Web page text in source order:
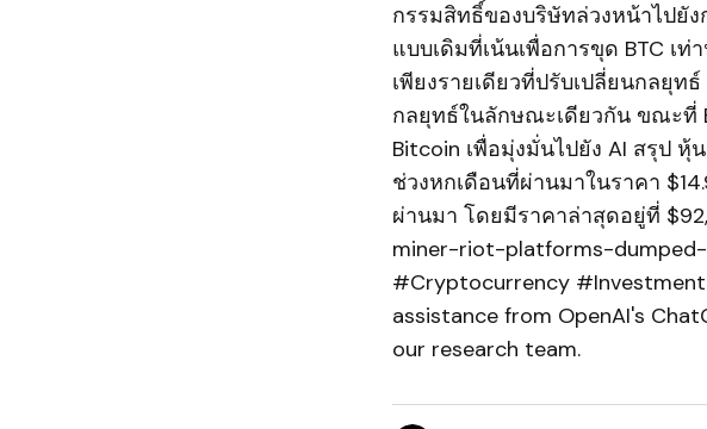
กรรมสิทธิ์ของบริษัทล่วงหน้าไปยั
แบบเดิมที่เน้นเพื่อการขุด BTC เ
เพียงรายเดียวที่ปรับเปลี่ยนกลยุ
กลยุทธ์ในลักษณะเดียวกัน ขณะที่
Bitcoin เพื่อมุ่งมั่นไปยัง AI สรุป หุ้
ช่วงหกเดือนที่ผ่านมาในราคา
ผ่านมา โดยมีราคาล่าสุดอยู่ที่
miner-riot-platforms-
#Cryptocurrency
assistance from OpenAI's
our research team.